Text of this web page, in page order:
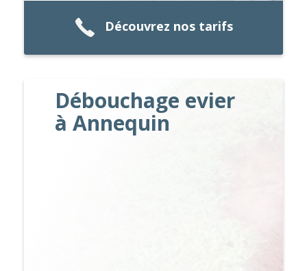
Découvrez nos tarifs
Débouchage evier
à Annequin